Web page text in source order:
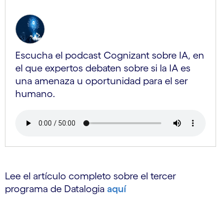
Escucha el podcast Cognizant sobre IA, en
el que expertos debaten sobre si la IA es
una amenaza u oportunidad para el ser
humano.
Lee el artículo completo sobre el tercer
programa de Datalogia aquí